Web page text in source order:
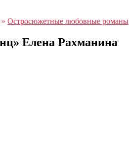
» Остросюжетные любовные романы
Елена Рахманина